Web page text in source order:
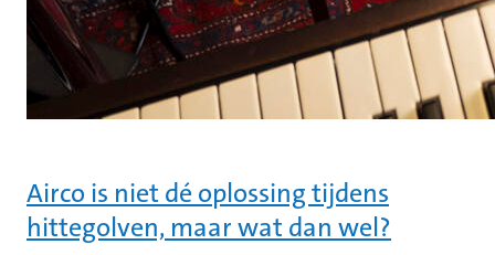
Airco is niet dé oplossing tijdens
hittegolven, maar wat dan wel?